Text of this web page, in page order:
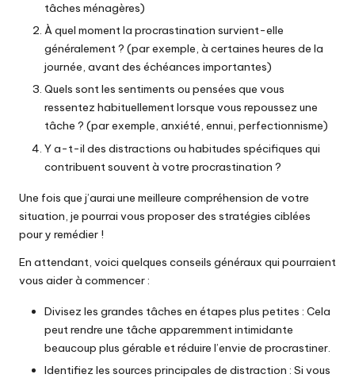
tâches ménagères)
À quel moment la procrastination survient-elle
généralement ? (par exemple, à certaines heures de la
journée, avant des échéances importantes)
Quels sont les sentiments ou pensées que vous
ressentez habituellement lorsque vous repoussez une
tâche ? (par exemple, anxiété, ennui, perfectionnisme)
Y a-t-il des distractions ou habitudes spécifiques qui
contribuent souvent à votre procrastination ?
Une fois que j’aurai une meilleure compréhension de votre
situation, je pourrai vous proposer des stratégies ciblées
pour y remédier !
En attendant, voici quelques conseils généraux qui pourraient
vous aider à commencer :
Divisez les grandes tâches en étapes plus petites : Cela
peut rendre une tâche apparemment intimidante
beaucoup plus gérable et réduire l’envie de procrastiner.
Identifiez les sources principales de distraction : Si vous